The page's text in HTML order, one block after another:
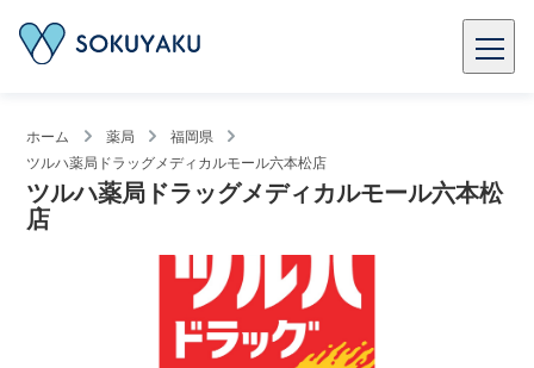
ホーム 薬局
福岡県
ツルハ薬局ドラッグメディカルモール六本松店
ツルハ薬局ドラッグメディカルモール六本松
店